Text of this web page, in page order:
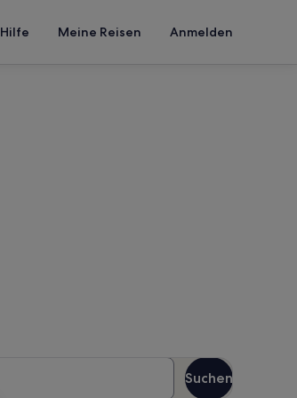
Hilfe Meine Reisen Anmelden
Suchen